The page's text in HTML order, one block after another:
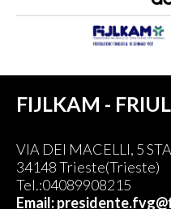
FIJLKAM -
VIA DEI MACELLI, 5
34148 Trieste(Trieste)
Tel.:04089908215
Email: